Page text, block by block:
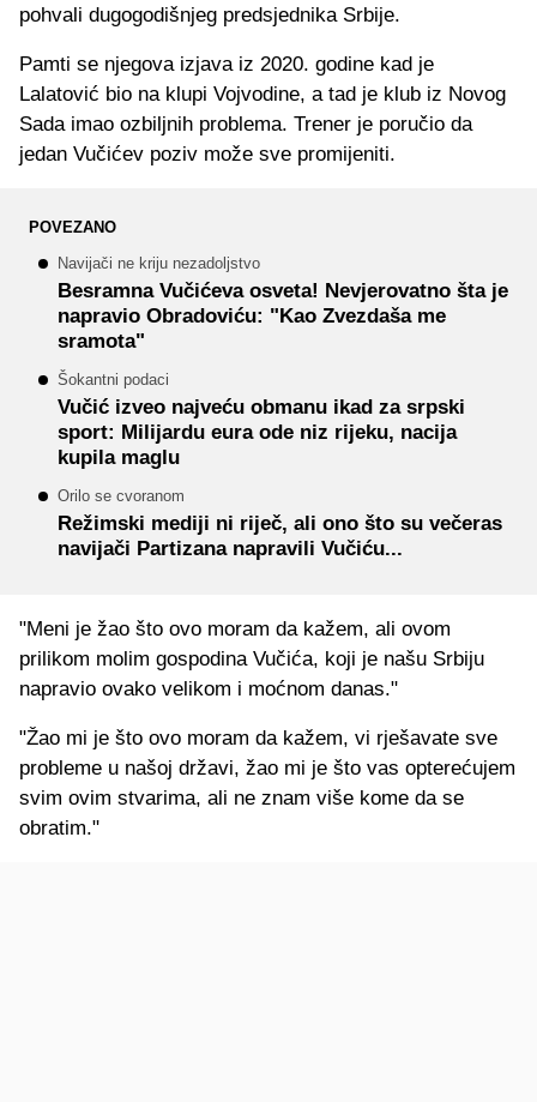
pohvali dugogodišnjeg predsjednika Srbije.
Pamti se njegova izjava iz 2020. godine kad je
Lalatović bio na klupi Vojvodine, a tad je klub iz Novog
Sada imao ozbiljnih problema. Trener je poručio da
jedan Vučićev poziv može sve promijeniti.
POVEZANO
Navijači ne kriju nezadoljstvo
Besramna Vučićeva osveta! Nevjerovatno šta je
napravio Obradoviću: "Kao Zvezdaša me
sramota"
Šokantni podaci
Vučić izveo najveću obmanu ikad za srpski
sport: Milijardu eura ode niz rijeku, nacija
kupila maglu
Orilo se cvoranom
Režimski mediji ni riječ, ali ono što su večeras
navijači Partizana napravili Vučiću...
"Meni je žao što ovo moram da kažem, ali ovom
prilikom molim gospodina Vučića, koji je našu Srbiju
napravio ovako velikom i moćnom danas."
"Žao mi je što ovo moram da kažem, vi rješavate sve
probleme u našoj državi, žao mi je što vas opterećujem
svim ovim stvarima, ali ne znam više kome da se
obratim."